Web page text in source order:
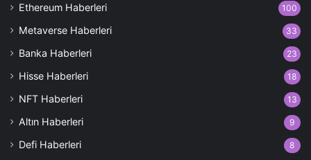
Ethereum Haberleri 100
Metaverse Haberleri 33
Banka Haberleri 23
Hisse Haberleri 18
NFT Haberleri 13
Altın Haberleri 9
Defi Haberleri 8